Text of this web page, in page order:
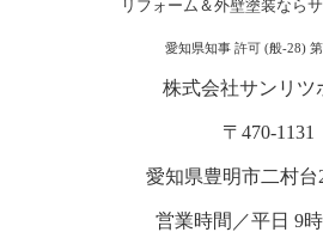
リフォーム＆外壁塗装なら
愛知県知事 許可 (般-28)
株式会社サンリツ
〒470-1131
愛知県豊明市二村台
営業時間／平日 9